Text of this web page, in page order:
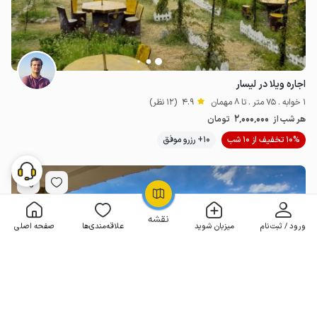
نقشه ورود / ثبت‌نام میزبان شوید علاقه‌مندی‌ها صفحه اصلی
OpenStreetMap
اجاره ویلا در لیسار
1 خوابه . 75 متر . تا 8 مهمان 4.9 (12 نظر)
هر شب از 2٬000٬000 تومان
10% تخفیف از 10 شب
10+ رزرو موفق